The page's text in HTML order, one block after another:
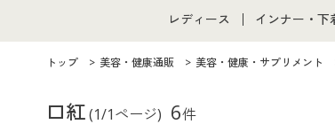
レディース
レディース通販すべて
レディースファッション
インナー・下
インナー・
トップ 美容・健康通販 美容・健康・サプリメント
口紅(1/1ページ) 6件